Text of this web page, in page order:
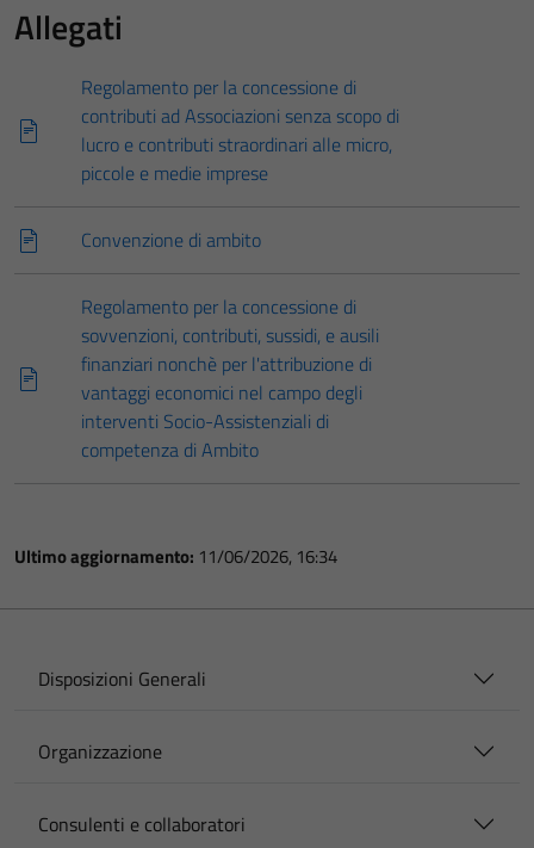
Allegati
Regolamento per la concessione di
contributi ad Associazioni senza scopo di
lucro e contributi straordinari alle micro,
piccole e medie imprese
Convenzione di ambito
Regolamento per la concessione di
sovvenzioni, contributi, sussidi, e ausili
finanziari nonchè per l'attribuzione di
vantaggi economici nel campo degli
interventi Socio-Assistenziali di
competenza di Ambito
Ultimo aggiornamento: 11/06/2026, 16:34
Disposizioni Generali
Organizzazione
Consulenti e collaboratori